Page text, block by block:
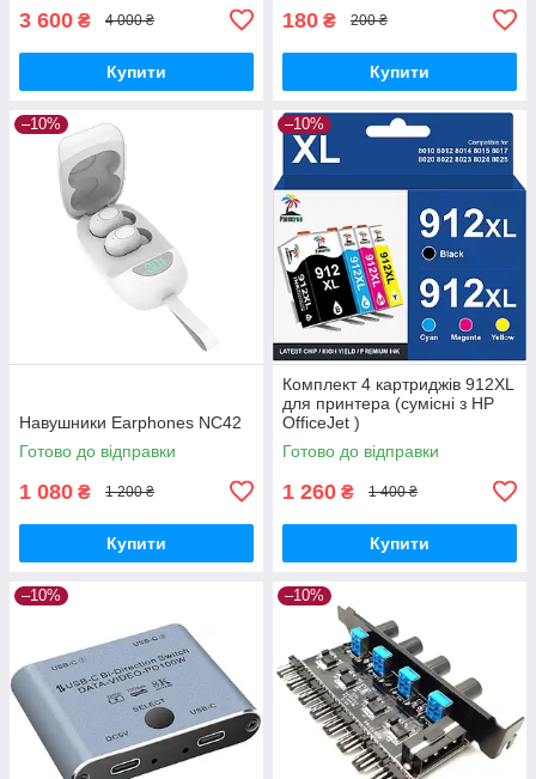
3 600 ₴ 4 000 ₴
Купити
180 ₴ 200 ₴
Купити
–10%
Навушники Earphones NC42
Готово до відправки
1 080 ₴ 1 200 ₴
Купити
–10%
Комплект 4 картриджів 912XL
для принтера (сумісні з HP
OfficeJet )
Готово до відправки
1 260 ₴ 1 400 ₴
Купити
–10% –10%